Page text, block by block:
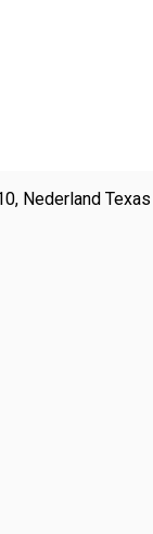
Nederland